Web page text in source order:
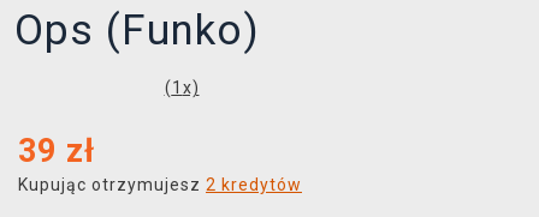
Ops (Funko)
(1 x)
39 zł
Kupując otrzymujesz 2 kredytów